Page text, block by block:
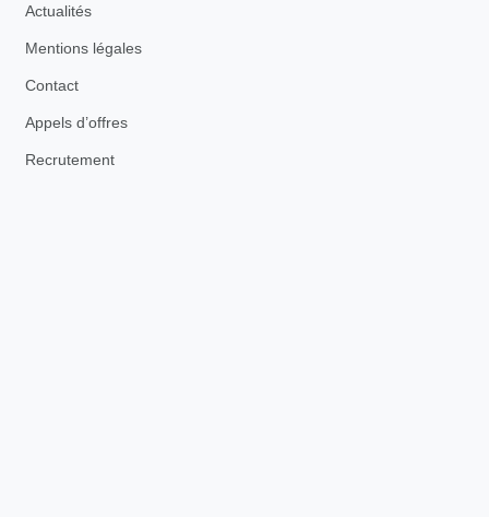
Actualités
Mentions légales
Contact
Appels d’offres
Recrutement